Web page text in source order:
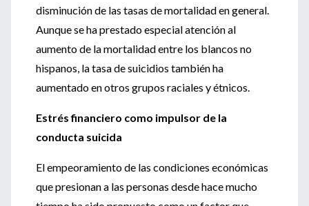
disminución de las tasas de mortalidad en general.
Aunque se ha prestado especial atención al
aumento de la mortalidad entre los blancos no
hispanos, la tasa de suicidios también ha
aumentado en otros grupos raciales y étnicos.
Estrés financiero como impulsor de la
conducta suicida
El empeoramiento de las condiciones económicas
que presionan a las personas desde hace mucho